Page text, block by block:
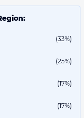
(33%)
(25%)
(17%)
(17%)